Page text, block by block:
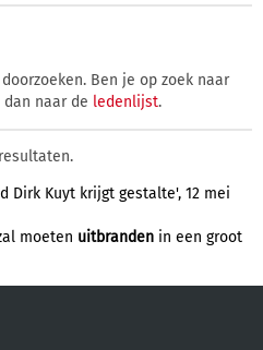
Ben je op zoek naar
naar de ledenlijst.
resultaten.
Dirk Kuyt krijgt gestalte', 12 mei
moeten uitbranden in een groot